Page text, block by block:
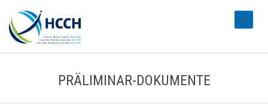
PRÄLIMINAR-DOKUMENTE